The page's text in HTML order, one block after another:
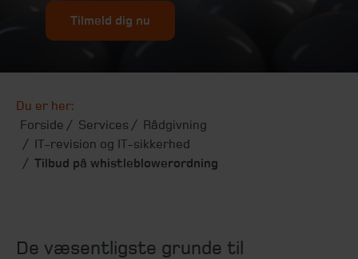
Tilmeld dig nu
Du er her:
Forside
Services
Rådgivning
IT-revision og IT-sikkerhed
Tilbud på whistleblowerordning
De væsentligste grunde til